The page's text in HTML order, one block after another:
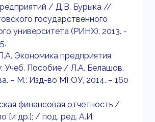
/ Д.В. Бурыка //
государственного
университета (РИНХ). 2013. -
Экономика предприятия
Учеб. Пособие / Л.А. Белашов,
– М.: Изд-во МГОУ, 2014. – 160
финансовая отчетность /
[и др.]; / под. ред. А.И.